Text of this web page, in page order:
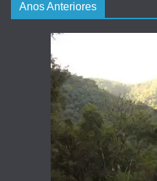
Anos Anteriores